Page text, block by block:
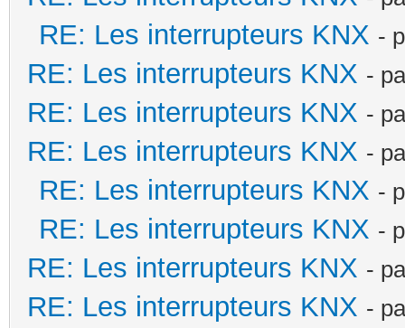
RE: Les interrupteurs KNX -
RE: Les interrupteurs KNX -
RE: Les interrupteurs KNX -
RE: Les interrupteurs KNX -
RE: Les interrupteurs KNX -
RE: Les interrupteurs KNX -
RE: Les interrupteurs KNX -
RE: Les interrupteurs KNX -